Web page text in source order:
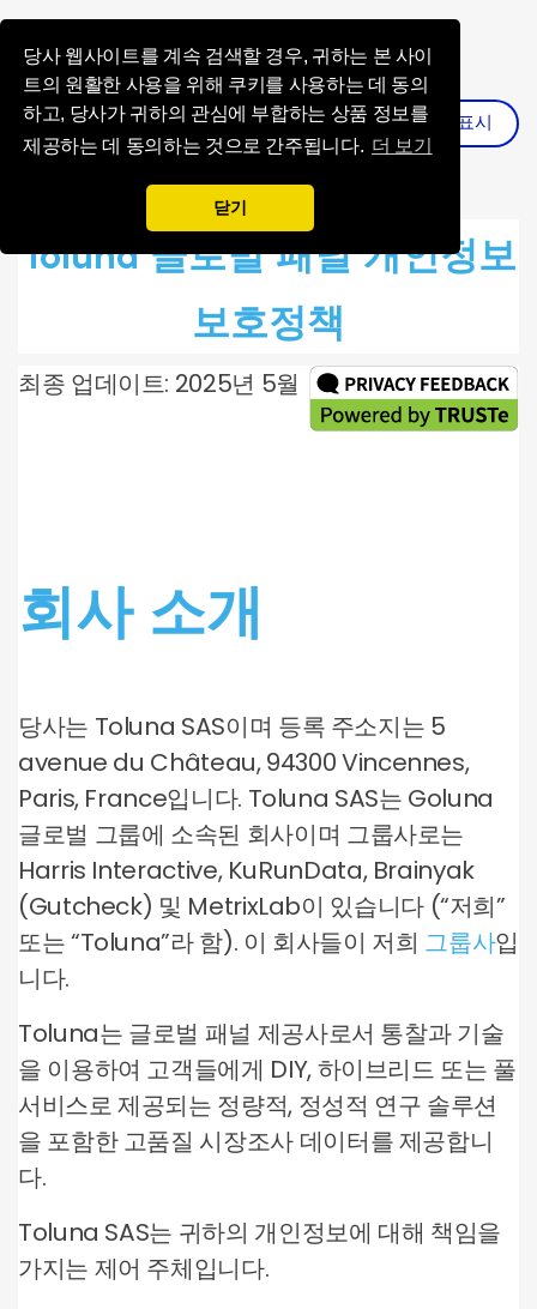
당사 웹사이트를 계속 검색할 경우, 귀하는 본 사이
트의 원활한 사용을 위해 쿠키를 사용하는 데 동의
하고, 당사가 귀하의 관심에 부합하는 상품 정보를
제공하는 데 동의하는 것으로 간주됩니다. 더 보기
닫기
Influence Your
회원가입 안으로의 표시
Toluna 글로벌 패널 개인정보
보호정책
최종 업데이트: 2025년 5월
회사 소개
당사는 Toluna SAS이며 등록 주소지는 5
avenue du Château, 94300 Vincennes,
Paris, France입니다. Toluna SAS는 Goluna
글로벌 그룹에 소속된 회사이며 그룹사로는
Harris Interactive, KuRunData, Brainyak
(Gutcheck) 및 MetrixLab이 있습니다 (“저희”
또는 “Toluna”라 함). 이 회사들이 저희 그룹사입
니다.
Toluna는 글로벌 패널 제공사로서 통찰과 기술
을 이용하여 고객들에게 DIY, 하이브리드 또는 풀
서비스로 제공되는 정량적, 정성적 연구 솔루션
을 포함한 고품질 시장조사 데이터를 제공합니
다.
Toluna SAS는 귀하의 개인정보에 대해 책임을
가지는 제어 주체입니다.